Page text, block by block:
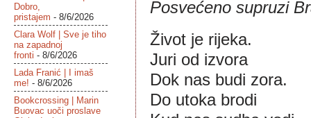
Posvećeno supruzi
Život je rijeka.
Juri od izvora
Dok nas budi zora.
Do utoka brodi
Dobro,
pristajem - 8/6/2026
Clara Wolf | Sve je tiho
na zapadnoj
fronti - 8/6/2026
Lada Franić | I imaš
me! - 8/6/2026
Bookcrossing | Marin
Buovac uoči proslave